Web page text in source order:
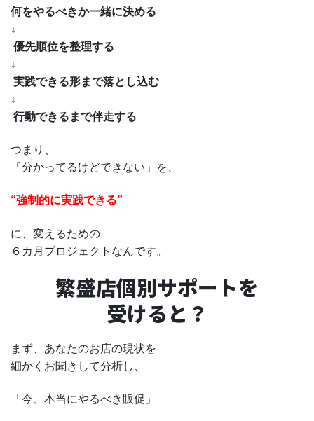
何をやるべきか一緒に決める
↓
優先順位を整理する
↓
実践できる形まで落とし込む
↓
行動できるまで伴走する
つまり、
「分かってるけどできない」を、
“強制的に実践できる”
に、変えるための
６カ月プロジェクトなんです。
繁盛店個別サポートを
受けると？
まず、あなたのお店の現状を
細かくお聞きして分析し、
「今、本当にやるべき販促」